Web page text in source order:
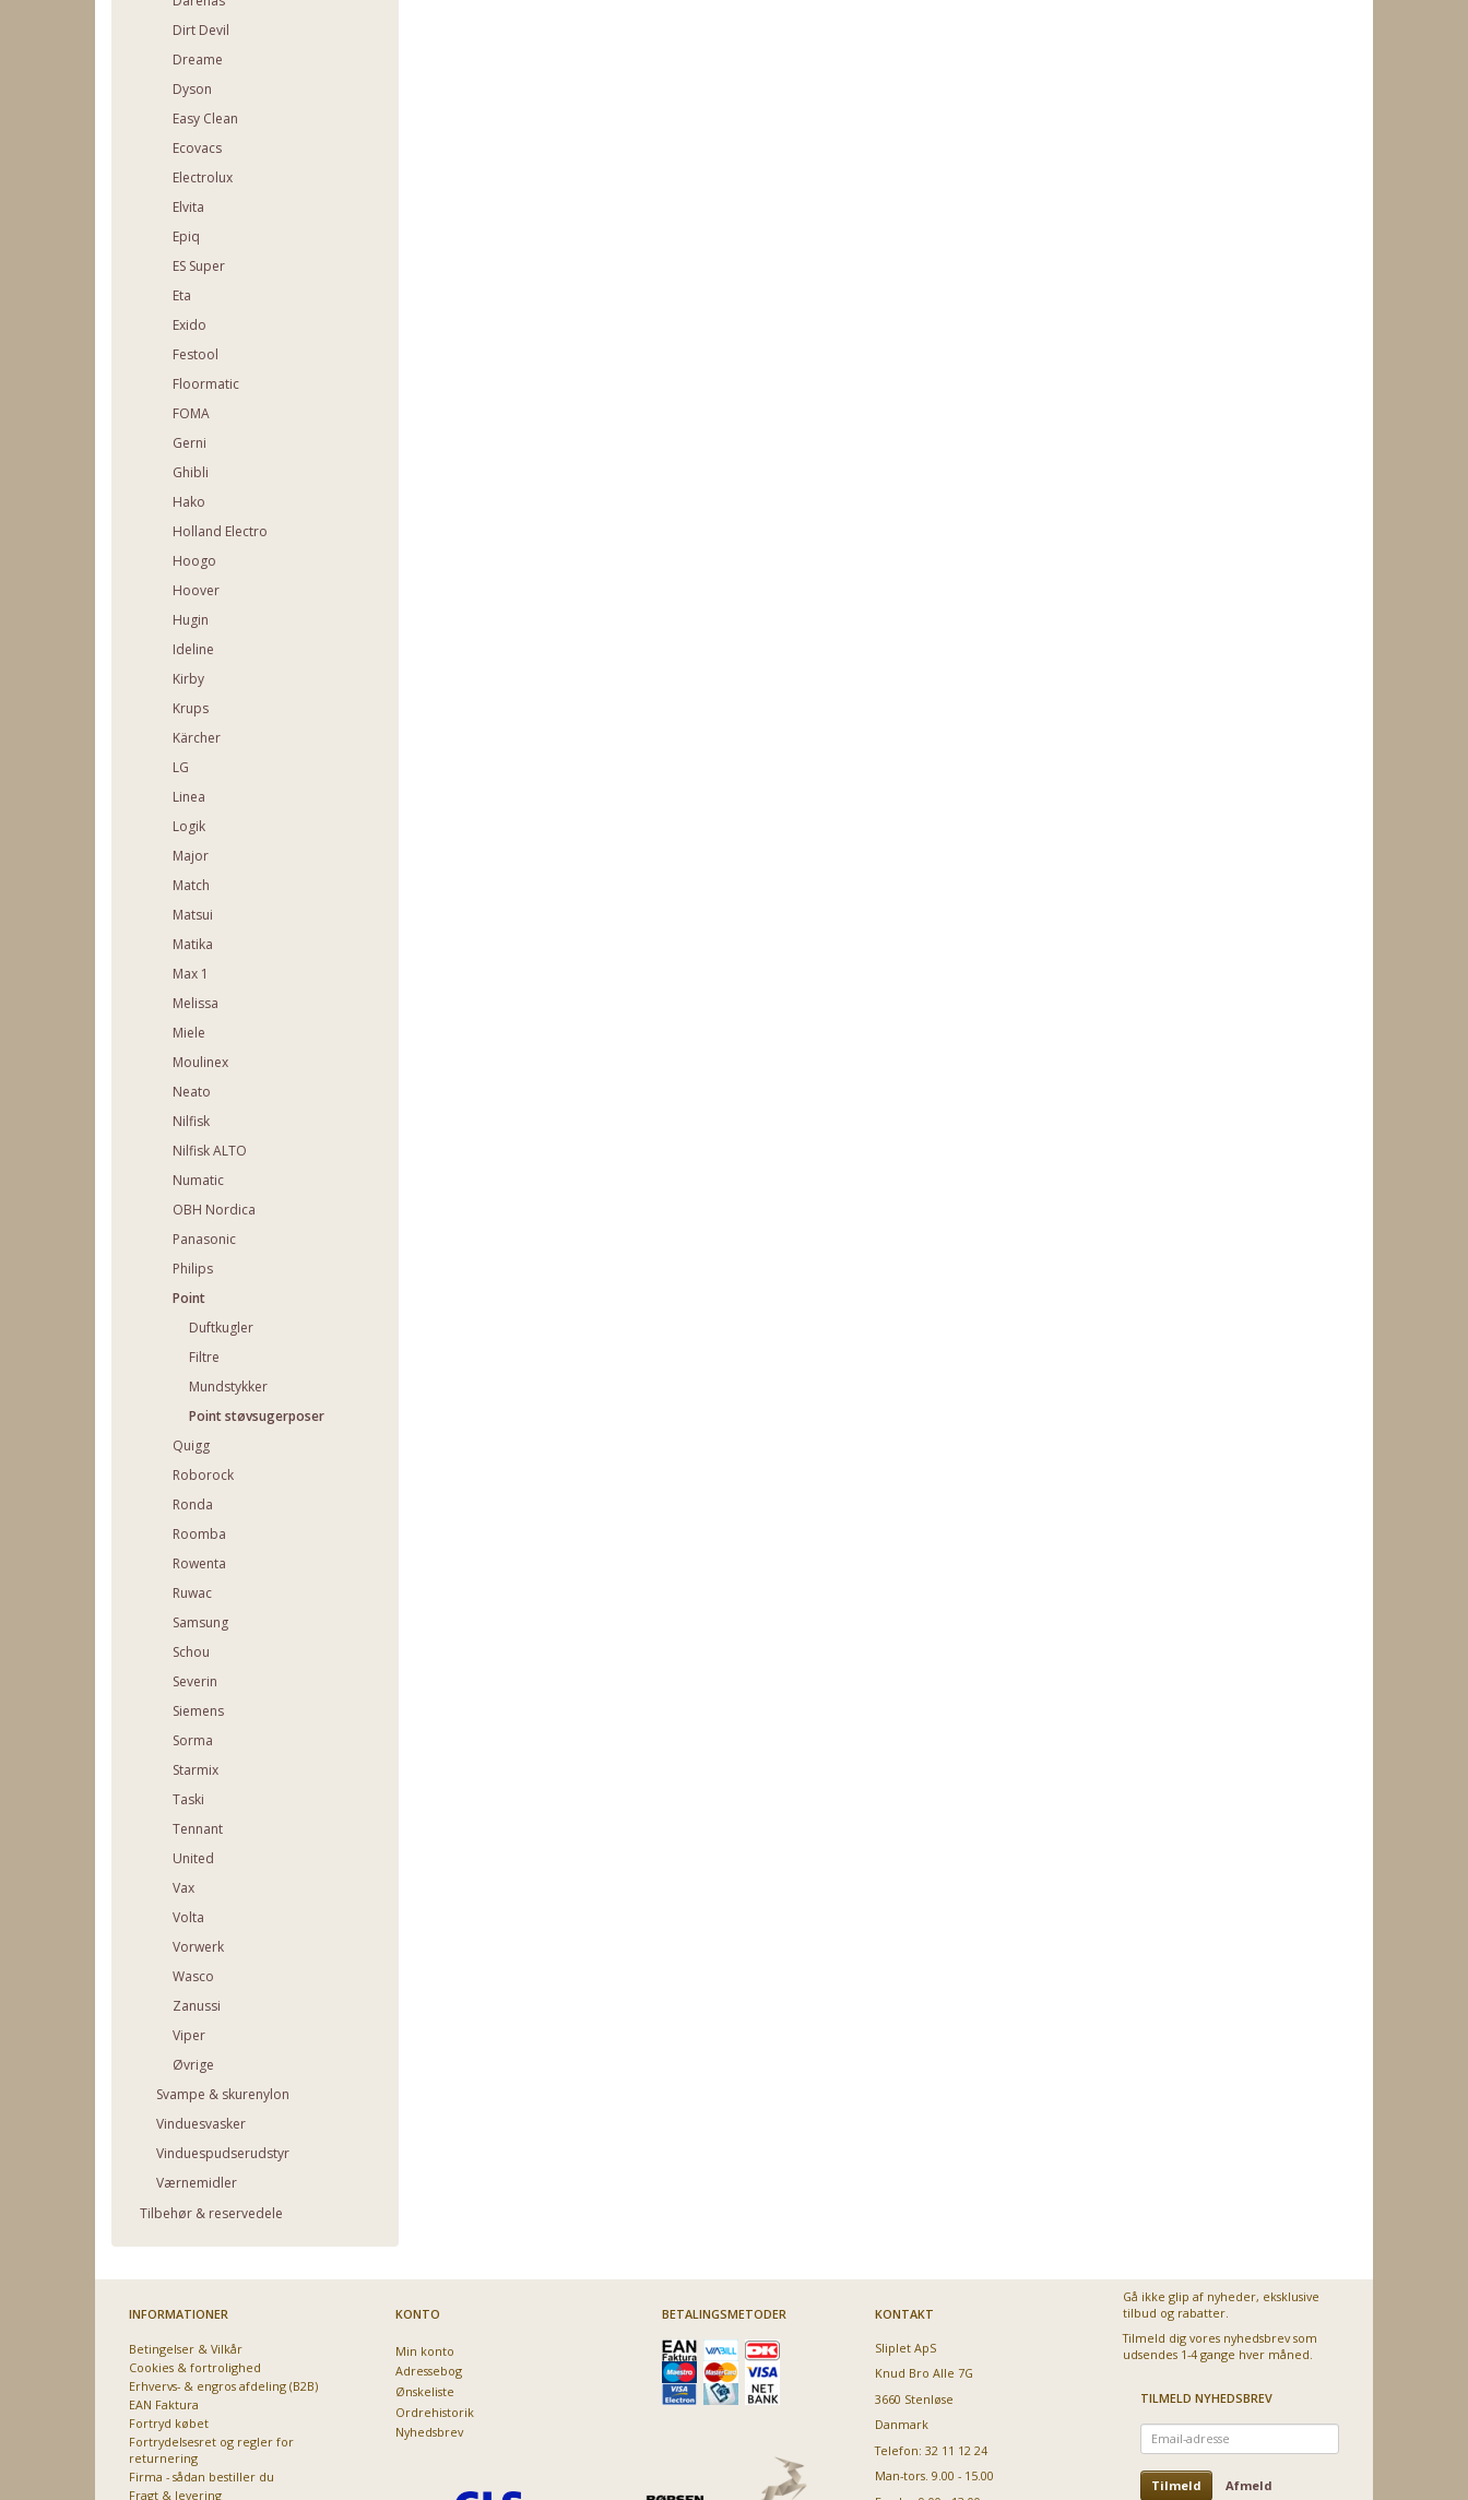
Dirt Devil
Dreame
Dyson
Easy Clean
Ecovacs
Electrolux
Elvita
Epiq
ES Super
Eta
Exido
Festool
Floormatic
FOMA
Gerni
Ghibli
Hako
Holland Electro
Hoogo
Hoover
Hugin
Ideline
Kirby
Krups
Kärcher
LG
Linea
Logik
Major
Match
Matsui
Matika
Max 1
Melissa
Miele
Moulinex
Neato
Nilfisk
Nilfisk ALTO
Numatic
OBH Nordica
Panasonic
Philips
Point
Duftkugler
Filtre
Mundstykker
Point støvsugerposer
Quigg
Roborock
Ronda
Roomba
Rowenta
Ruwac
Samsung
Schou
Severin
Siemens
Sorma
Starmix
Taski
Tennant
United
Vax
Volta
Vorwerk
Wasco
Zanussi
Viper
Øvrige
Svampe & skurenylon
Vinduesvasker
Vinduespudserudstyr
Værnemidler
Tilbehør & reservedele
INFORMATIONER
Betingelser & Vilkår
Cookies & fortrolighed
Erhvervs- & engros afdeling (B2B)
EAN Faktura
Fortryd købet
Fortrydelsesret og regler for
returnering
Firma - sådan bestiller du
Fragt & levering
KONTO
Min konto
Adressebog
Ønskeliste
Ordrehistorik
Nyhedsbrev
BETALINGSMETODER KONTAKT
Sliplet ApS
Knud Bro Alle 7G
3660 Stenløse
Danmark
Telefon: 32 11 12 24
Man-tors. 9.00 - 15.00
Gå ikke glip af nyheder, eksklusive
tilbud og rabatter.
Tilmeld dig vores nyhedsbrev som
udsendes 1-4 gange hver måned.
TILMELD NYHEDSBREV
Email-
adresse
Tilmeld Afmeld